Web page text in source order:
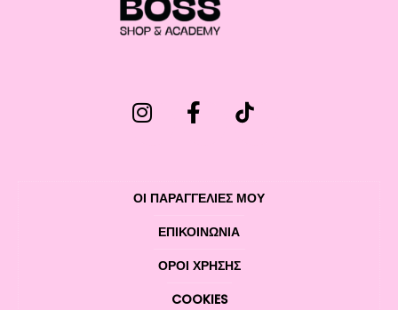
ΟΙ ΠΑΡΑΓΓΕΛΙΕΣ ΜΟΥ
ΕΠΙΚΟΙΝΩΝΊΑ
ΌΡΟΙ ΧΡΉΣΗΣ
COOKIES